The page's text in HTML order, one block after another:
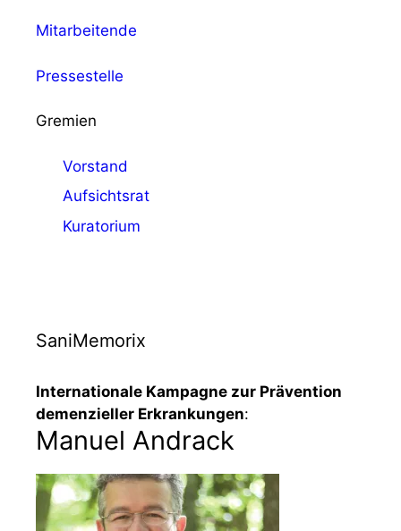
Mitarbeitende
Pressestelle
Gremien
Vorstand
Aufsichtsrat
Kuratorium
SaniMemorix
Internationale Kampagne zur Prävention
demenzieller Erkrankungen:
Manuel Andrack